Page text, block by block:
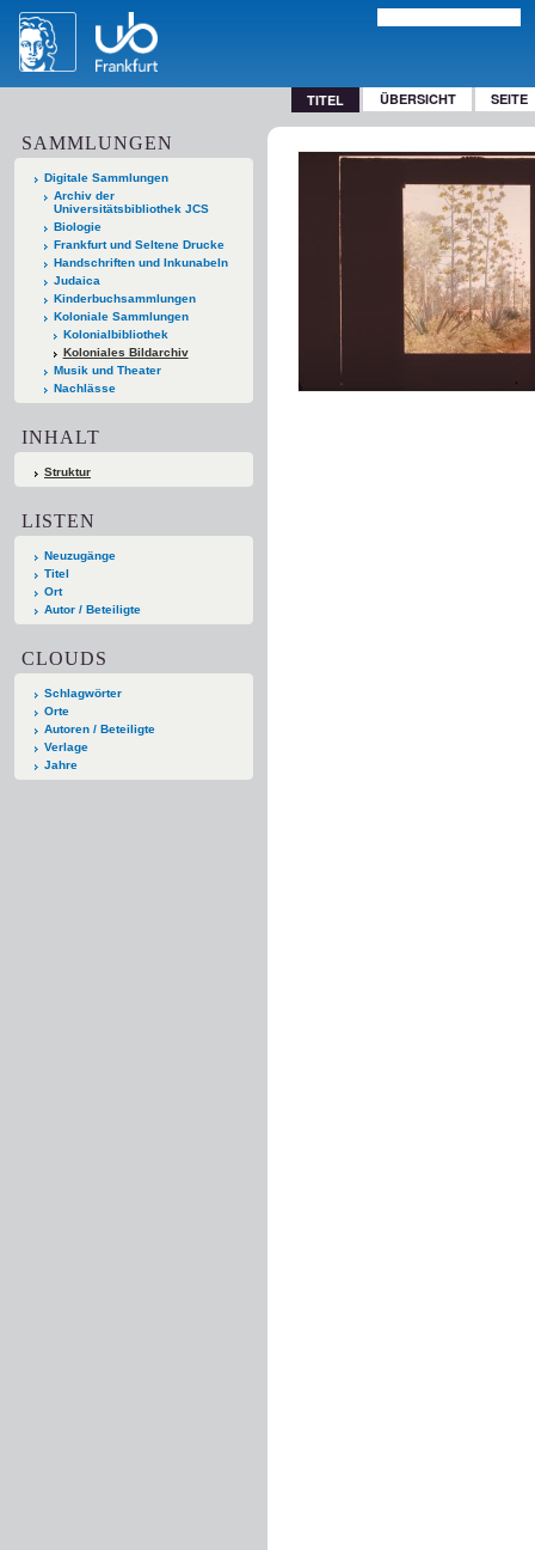
TITEL ÜBERSICHT SEITE
SAMMLUNGEN
Digitale Sammlungen
Archiv der
Universitätsbibliothek JCS
Biologie
Frankfurt und Seltene Drucke
Handschriften und Inkunabeln
Judaica
Kinderbuchsammlungen
Koloniale Sammlungen
Kolonialbibliothek
Koloniales Bildarchiv
Musik und Theater
Nachlässe
INHALT
Struktur
LISTEN
Neuzugänge
Titel
Ort
Autor / Beteiligte
CLOUDS
Schlagwörter
Orte
Autoren / Beteiligte
Verlage
Jahre